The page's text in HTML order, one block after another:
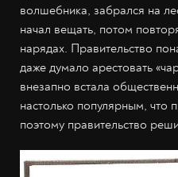
волшебника, забрался на
начал вещать, потом
нарядах. Правительство
даже думало арестовать
внезапно встала
настолько популярным, что
поэтому правительство